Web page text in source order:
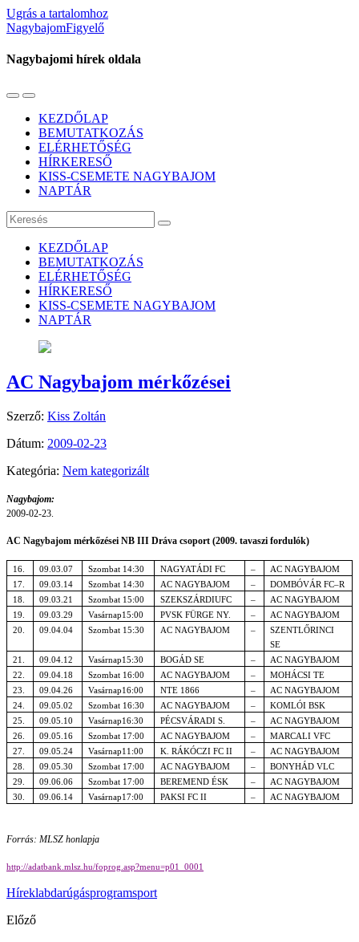
Ugrás a tartalomhoz
NagybajomFigyelő
Nagybajomi hírek oldala
Váltás
mobil
menüre
Használja
keresés
mezőt
KEZDŐLAP
BEMUTATKOZÁS
ELÉRHETŐSÉG
HÍRKERESŐ
KISS-CSEMETE NAGYBAJOM
NAPTÁR
Keresés
KEZDŐLAP
BEMUTATKOZÁS
ELÉRHETŐSÉG
HÍRKERESŐ
KISS-CSEMETE NAGYBAJOM
NAPTÁR
AC Nagybajom mérkőzései
Szerző: Kiss Zoltán
Dátum: 2009-02-23
Kategória: Nem kategorizált
Nagybajom:
2009-02-23.
AC Nagybajom mérkőzései NB III Dráva csoport (2009. tavaszi fordulók)
16. 09.03.07 Szombat 14:30 NAGYATÁDI FC –
AC NAGYBAJOM
17.
09.03.14 Szombat 14:30 AC NAGYBAJOM –
DOMBÓVÁR FC–R
18.
09.03.21 Szombat 15:00 SZEKSZÁRDIUFC –
AC NAGYBAJOM
19.
09.03.29 Vasárnap15:00 PVSK FÜRGE NY. –
AC NAGYBAJOM
20.
09.04.04 Szombat 15:30 AC NAGYBAJOM –
SZENTLŐRINCI
SE
21.
09.04.12 Vasárnap15:30 BOGÁD SE –
AC NAGYBAJOM
22.
09.04.18 Szombat 16:00 AC NAGYBAJOM –
MOHÁCSI TE
23.
09.04.26 Vasárnap16:00 NTE 1866 –
AC NAGYBAJOM
24.
09.05.02 Szombat 16:30 AC NAGYBAJOM –
KOMLÓI BSK
25.
09.05.10 Vasárnap16:30 PÉCSVÁRADI S. –
AC NAGYBAJOM
26.
09.05.16 Szombat 17:00 AC NAGYBAJOM –
MARCALI VFC
27.
09.05.24 Vasárnap11:00 K. RÁKÓCZI FC II –
AC NAGYBAJOM
28.
09.05.30 Szombat 17:00 AC NAGYBAJOM –
BONYHÁD VLC
29.
09.06.06 Szombat 17:00 BEREMEND ÉSK –
AC NAGYBAJOM
30.
09.06.14 Vasárnap17:00 PAKSI FC II – AC NAGYBAJOM
Forrás: MLSZ honlapja
http://adatbank.mlsz.hu/foprog.asp?menu=p01_0001
Híreklabdarúgásprogramsport
Előző